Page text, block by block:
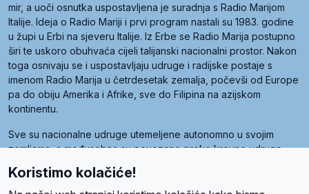
mir, a uoči osnutka uspostavljena je suradnja s Radio Marijom
Italije. Ideja o Radio Mariji i prvi program nastali su 1983. godine
u župi u Erbi na sjeveru Italije. Iz Erbe se Radio Marija postupno
širi te uskoro obuhvaća cijeli talijanski nacionalni prostor. Nakon
toga osnivaju se i uspostavljaju udruge i radijske postaje s
imenom Radio Marija u četrdesetak zemalja, počevši od Europe
pa do obiju Amerika i Afrike, sve do Filipina na azijskom
kontinentu.
Sve su nacionalne udruge utemeljene autonomno u svojim
zemljama, a međusobna su povezane preko krovne udruge
Radio Maria). Svjetsku obitelj utemeljilo je sedam članica, među
Koristimo kolačiće!